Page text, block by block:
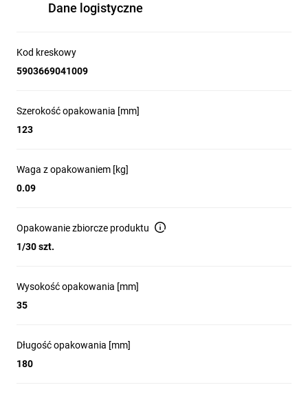
Dane logistyczne
Kod kreskowy
5903669041009
Szerokość opakowania [mm]
123
Waga z opakowaniem [kg]
0.09
Opakowanie zbiorcze produktu
1/30 szt.
Wysokość opakowania [mm]
35
Długość opakowania [mm]
180